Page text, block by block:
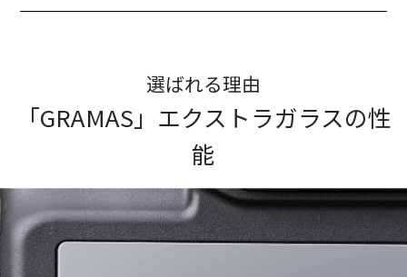
選ばれる理由
「GRAMAS」エクストラガラスの性
能